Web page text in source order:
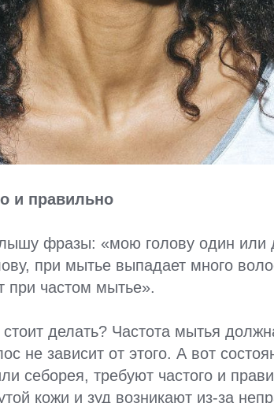
и правильно
фразы: «мою голову один или
при мытье выпадает много
при частом мытье».
делать? Частота мытья
не зависит от этого. А вот
себорея, требуют частого и
кожи и зуд возникают из-за